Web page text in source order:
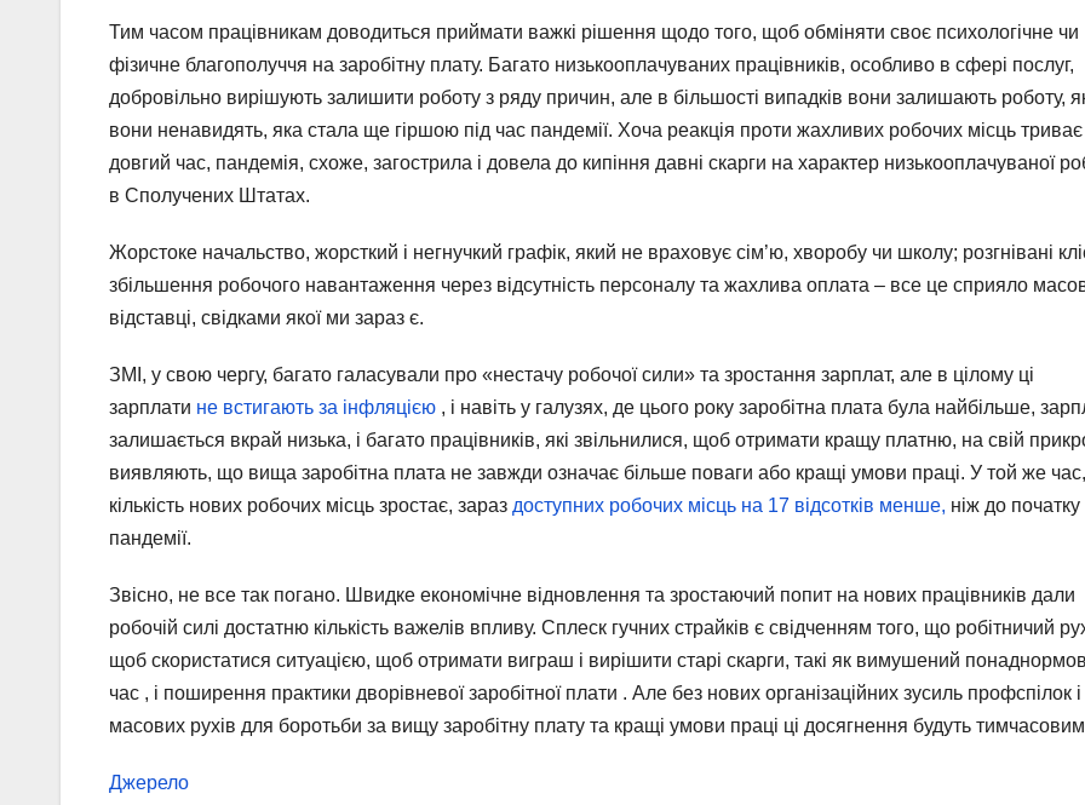
Тим часом працівникам доводиться приймати важкі рішення щодо того, щоб обміняти своє психологічне чи
фізичне благополуччя на заробітну плату. Багато низькооплачуваних працівників, особливо в сфері послуг,
добровільно вирішують залишити роботу з ряду причин, але в більшості випадків вони залишають роботу,
вони ненавидять, яка стала ще гіршою під час пандемії. Хоча реакція проти жахливих робочих місць
довгий час, пандемія, схоже, загострила і довела до кипіння давні скарги на характер низькооплачуваної
в Сполучених Штатах.
Жорстоке начальство, жорсткий і негнучкий графік, який не враховує сім’ю, хворобу чи школу; розгнівані
збільшення робочого навантаження через відсутність персоналу та жахлива оплата – все це сприяло
відставці, свідками якої ми зараз є.
ЗМІ, у свою чергу, багато галасували про «нестачу робочої сили» та зростання зарплат, але в цілому ці
зарплати не встигають за інфляцією , і навіть у галузях, де цього року заробітна плата була найбільше,
залишається вкрай низька, і багато працівників, які звільнилися, щоб отримати кращу платню, на свій
виявляють, що вища заробітна плата не завжди означає більше поваги або кращі умови праці. У той же
кількість нових робочих місць зростає, зараз доступних робочих місць на 17 відсотків менше, ніж до початку
пандемії.
Звісно, ​​не все так погано. Швидке економічне відновлення та зростаючий попит на нових працівників дали
робочій силі достатню кількість важелів впливу. Сплеск гучних страйків є свідченням того, що робітничий
щоб скористатися ситуацією, щоб отримати виграш і вирішити старі скарги, такі як вимушений
час , і поширення практики дворівневої заробітної плати . Але без нових організаційних зусиль профспілок і
масових рухів для боротьби за вищу заробітну плату та кращі умови праці ці досягнення будуть
Джерело